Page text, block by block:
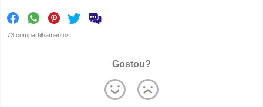
73 compartilhamentos
Gostou?